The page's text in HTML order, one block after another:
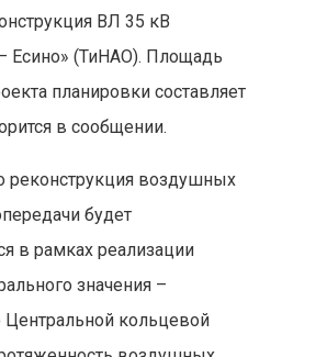
ВЛ 35 кВ
Есино» (ТиНАО). Площадь
планировки составляет
в сообщении.
реконструкция воздушных
будет
в рамках реализации
значения –
Центральной кольцевой